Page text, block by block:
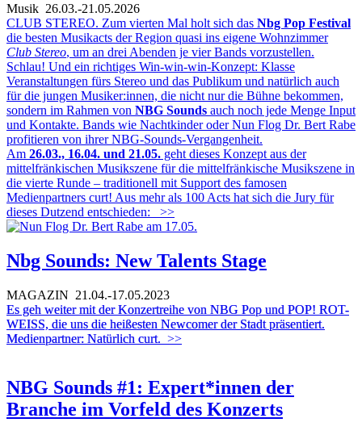
Musik 26.03.-21.05.2026
CLUB STEREO. Zum vierten Mal holt sich das Nbg Pop Festival
die besten Musikacts der Region quasi ins eigene Wohnzimmer
Club Stereo, um an drei Abenden je vier Bands vorzustellen.
Schlau! Und ein richtiges Win-win-win-Konzept: Klasse
Veranstaltungen fürs Stereo und das Publikum und natürlich auch
für die jungen Musiker:innen, die nicht nur die Bühne bekommen,
sondern im Rahmen von NBG Sounds auch noch jede Menge Input
und Kontakte. Bands wie Nachtkinder oder Nun Flog Dr. Bert Rabe
profitieren von ihrer NBG-Sounds-Vergangenheit.
Am 26.03., 16.04. und 21.05. geht dieses Konzept aus der
mittelfränkischen Musikszene für die mittelfränkische Musikszene in
die vierte Runde – traditionell mit Support des famosen
Medienpartners curt! Aus mehr als 100 Acts hat sich die Jury für
dieses Dutzend entschieden:
>>
Nbg Sounds: New Talents Stage
MAGAZIN 21.04.-17.05.2023
Es geh weiter mit der Konzertreihe von NBG Pop und POP! ROT-
WEISS, die uns die heißesten Newcomer der Stadt präsentiert.
Medienpartner: Natürlich curt. >>
NBG Sounds #1: Expert*innen der
Branche im Vorfeld des Konzerts